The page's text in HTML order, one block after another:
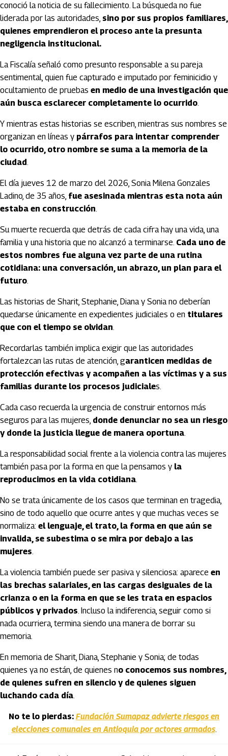
conoció la noticia de su fallecimiento. La búsqueda no fue
liderada por las autoridades, sino por sus propios familiares,
quienes emprendieron el proceso ante la presunta
negligencia institucional.
La Fiscalía señaló como presunto responsable a su pareja
sentimental, quien fue capturado e imputado por feminicidio y
ocultamiento de pruebas en medio de una investigación que
aún busca esclarecer completamente lo ocurrido.
Y mientras estas historias se escriben, mientras sus nombres se
organizan en líneas y párrafos para intentar comprender
lo ocurrido, otro nombre se suma a la memoria de la
ciudad.
El día jueves 12 de marzo del 2026, Sonia Milena Gonzales
Ladino, de 35 años, fue asesinada mientras esta nota aún
estaba en construcción.
Su muerte recuerda que detrás de cada cifra hay una vida, una
familia y una historia que no alcanzó a terminarse. Cada uno de
estos nombres fue alguna vez parte de una rutina
cotidiana: una conversación, un abrazo, un plan para el
futuro.
Las historias de Sharit, Stephanie, Diana y Sonia no deberían
quedarse únicamente en expedientes judiciales o en titulares
que con el tiempo se olvidan.
Recordarlas también implica exigir que las autoridades
fortalezcan las rutas de atención, garanticen medidas de
protección efectivas y acompañen a las víctimas y a sus
familias durante los procesos judiciales.
Cada caso recuerda la urgencia de construir entornos más
seguros para las mujeres, donde denunciar no sea un riesgo
y donde la justicia llegue de manera oportuna.
La responsabilidad social frente a la violencia contra las mujeres
también pasa por la forma en que la pensamos y la
reproducimos en la vida cotidiana.
No se trata únicamente de los casos que terminan en tragedia,
sino de todo aquello que ocurre antes y que muchas veces se
normaliza: el lenguaje, el trato, la forma en que aún se
invalida, se subestima o se mira por debajo a las
mujeres.
La violencia también puede ser pasiva y silenciosa: aparece en
las brechas salariales, en las cargas desiguales de la
crianza o en la forma en que se les trata en espacios
públicos y privados. Incluso la indiferencia, seguir como si
nada ocurriera, termina siendo una manera de borrar su
memoria.
En memoria de Sharit, Diana, Stephanie y Sonia; de todas
quienes ya no están, de quienes no conocemos sus nombres,
de quienes sufren en silencio y de quienes siguen
luchando cada día.
No te lo pierdas: Fundación Sumapaz advierte riesgos en
elecciones comunales en Antioquia por actores armados.